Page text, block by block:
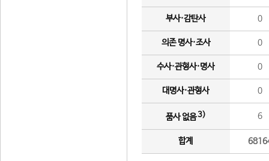
부사·감탄사 0
의존 명사·조사 0
수사·관형사·명사 0
대명사·관형사 0
품사 없음3) 6
합계